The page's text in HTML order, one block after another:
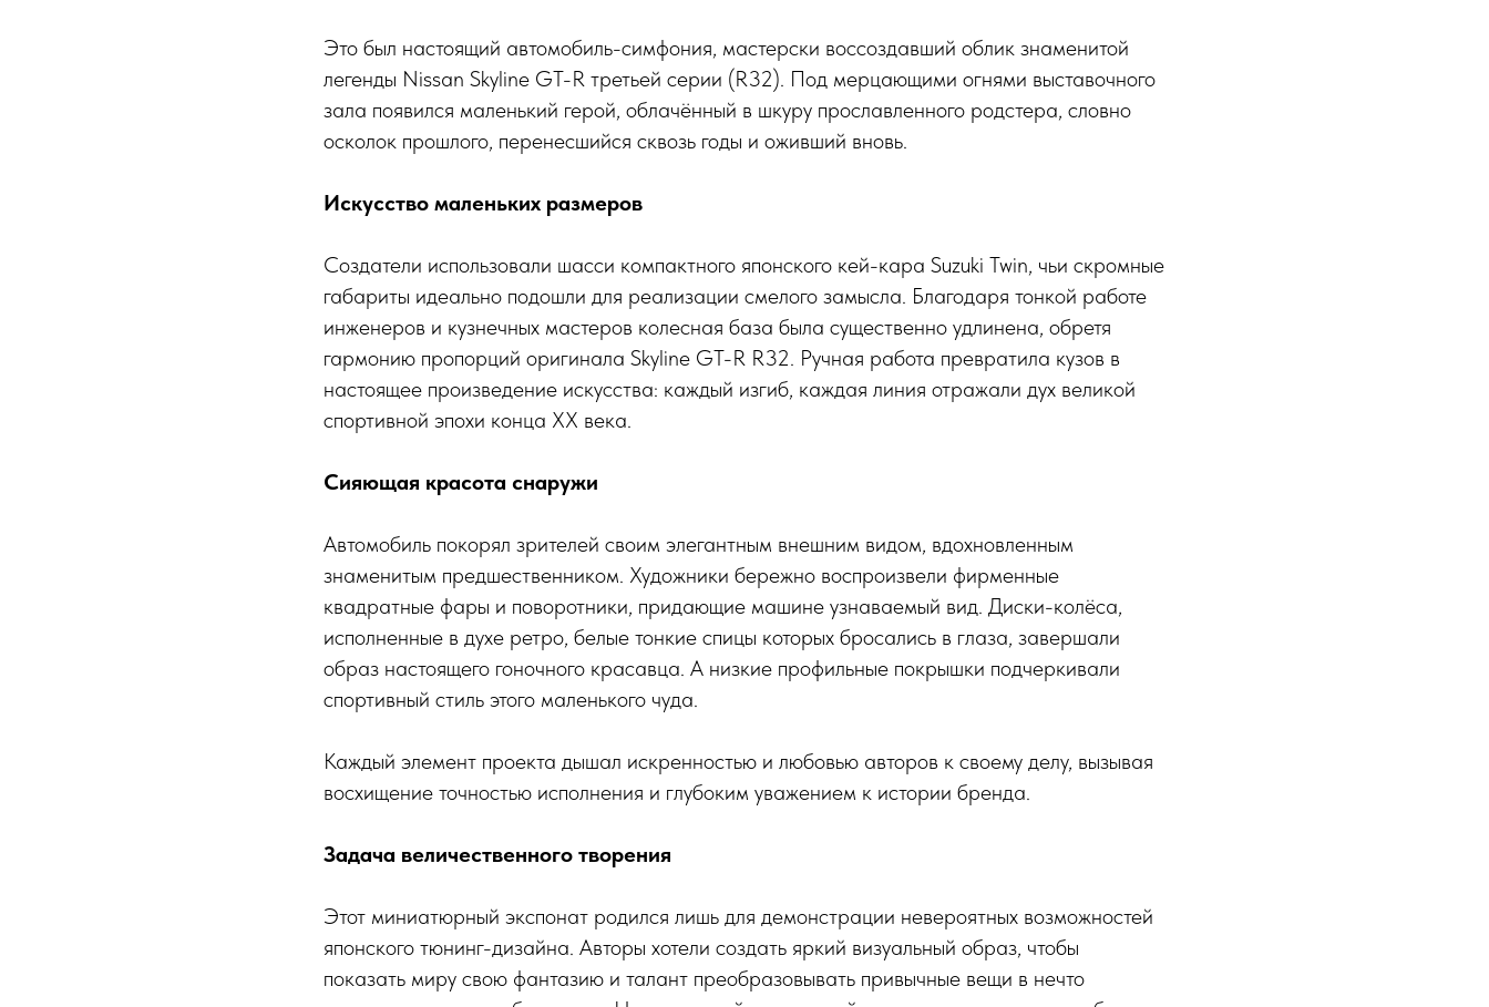
Это был настоящий автомобиль-симфония, мастерски воссоздавший облик знаменитой
легенды Nissan Skyline GT-R третьей серии (R32). Под мерцающими огнями выставочного
зала появился маленький герой, облачённый в шкуру прославленного родстера, словно
осколок прошлого, перенесшийся сквозь годы и оживший вновь.
Искусство маленьких размеров
Создатели использовали шасси компактного японского кей-кара Suzuki Twin, чьи скромные
габариты идеально подошли для реализации смелого замысла. Благодаря тонкой работе
инженеров и кузнечных мастеров колесная база была существенно удлинена, обретя
гармонию пропорций оригинала Skyline GT-R R32. Ручная работа превратила кузов в
настоящее произведение искусства: каждый изгиб, каждая линия отражали дух великой
спортивной эпохи конца XX века.
Сияющая красота снаружи
Автомобиль покорял зрителей своим элегантным внешним видом, вдохновленным
знаменитым предшественником. Художники бережно воспроизвели фирменные
квадратные фары и поворотники, придающие машине узнаваемый вид. Диски-колёса,
исполненные в духе ретро, белые тонкие спицы которых бросались в глаза, завершали
образ настоящего гоночного красавца. А низкие профильные покрышки подчеркивали
спортивный стиль этого маленького чуда.
Каждый элемент проекта дышал искренностью и любовью авторов к своему делу, вызывая
восхищение точностью исполнения и глубоким уважением к истории бренда.
Задача величественного творения
Этот миниатюрный экспонат родился лишь для демонстрации невероятных возможностей
японского тюнинг-дизайна. Авторы хотели создать яркий визуальный образ, чтобы
показать миру свою фантазию и талант преобразовывать привычные вещи в нечто